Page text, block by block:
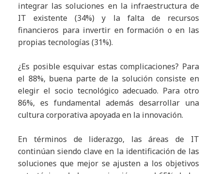
integrar las soluciones en la infraestructura de
IT existente (34%) y la falta de recursos
financieros para invertir en formación o en las
propias tecnologías (31%).
¿Es posible esquivar estas complicaciones? Para
el 88%, buena parte de la solución consiste en
elegir el socio tecnológico adecuado. Para otro
86%, es fundamental además desarrollar una
cultura corporativa apoyada en la innovación.
En términos de liderazgo, las áreas de IT
continúan siendo clave en la identificación de las
soluciones que mejor se ajusten a los objetivos